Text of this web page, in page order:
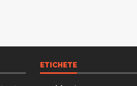
ETICHETE